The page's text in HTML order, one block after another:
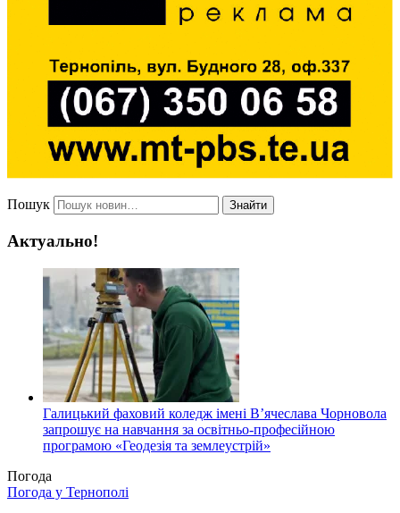
Пошук Знайти
Актуально!
Галицький фаховий коледж імені В’ячеслава Чорновола
запрошує на навчання за освітньо-професійною
програмою «Геодезія та землеустрій»
Погода
Погода у Тернополі